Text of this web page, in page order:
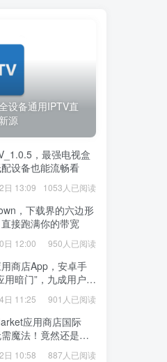
设备通用IPTV直
源
，最强电视盒
设备也能流畅看
日 13:09 1053人已阅读
，下载界的六边形
接跑满你的带宽
日 12:00 950人已阅读
商店App，安卓手
用暗门”，九成用户还
日 11:25 901人已阅读
应用商店国际
魔法！竟然还是大
日 10:58 887人已阅读